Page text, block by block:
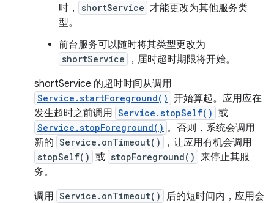
时，
shortService 才能更改为其他服务类
型。
前台服务可以随时将其类型更改为
shortService
，届时超时期限将开始。
shortService 的超时时间从调用
Service.startForeground() 开始算起。应用应在
发生超时之前调用 Service.stopSelf() 或
Service.stopForeground() 。否则，系统会调用
新的 Service.onTimeout() ，让应用有机会调用
stopSelf() 或 stopForeground() 来停止其服
务。
调用 Service.onTimeout()
后的短时间内，应用会